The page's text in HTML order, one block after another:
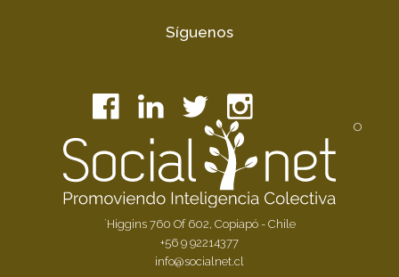
Síguenos
O
´Higgins 760 Of 602, Copiapó - Chile
+56 9 92214377
info@socialnet.cl